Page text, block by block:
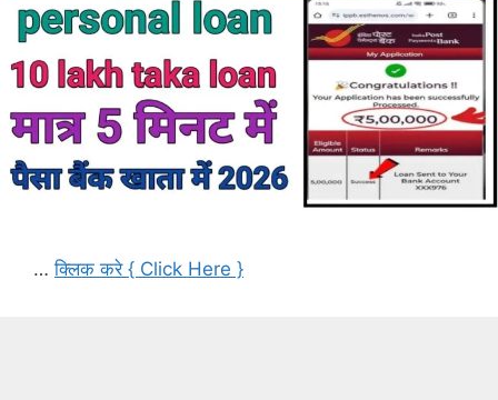
…क्लिक करे { Click Here }